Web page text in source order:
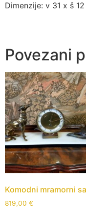
Dimenzije: v 31 x š
Povezani
Komodni mramorni
819,00 €